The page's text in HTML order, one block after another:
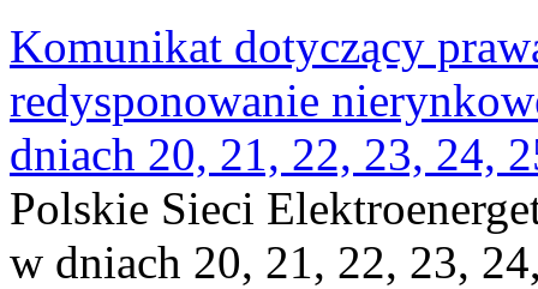
Komunikat dotyczący
redysponowanie
dniach 20, 21, 22, 23, 24,
Polskie Sieci
w dniach 20, 21, 22, 23,